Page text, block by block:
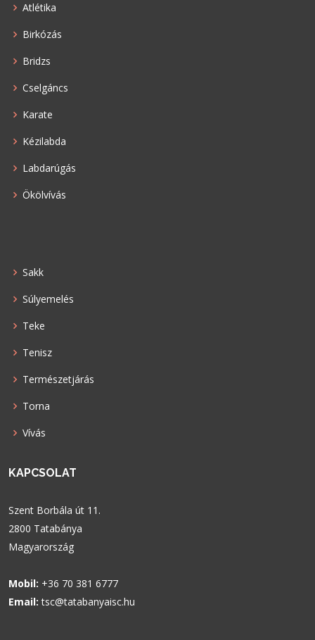
Atlétika
Birkózás
Bridzs
Cselgáncs
Karate
Kézilabda
Labdarúgás
Ökölvívás
Sakk
Súlyemelés
Teke
Tenisz
Természetjárás
Torna
Vívás
KAPCSOLAT
Szent Borbála út 11.
2800 Tatabánya
Magyarország
Mobil: +36 70 381 6777
Email: tsc@tatabanyaisc.hu